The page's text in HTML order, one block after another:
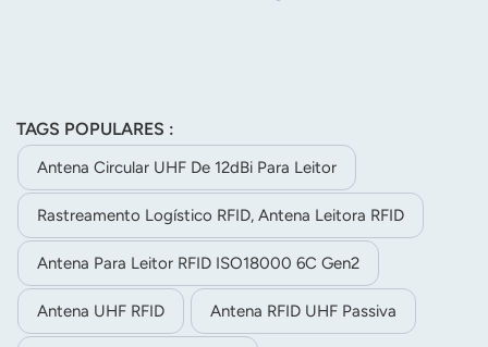
TAGS POPULARES :
Antena Circular UHF De 12dBi Para Leitor
Rastreamento Logístico RFID, Antena Leitora RFID
Antena Para Leitor RFID ISO18000 6C Gen2
Antena UHF RFID Antena RFID UHF Passiva